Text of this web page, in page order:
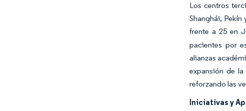
Los centros
Shanghái,
frente a 25 en
pacientes por
alianzas
expansión de
reforzando las
Iniciativas y